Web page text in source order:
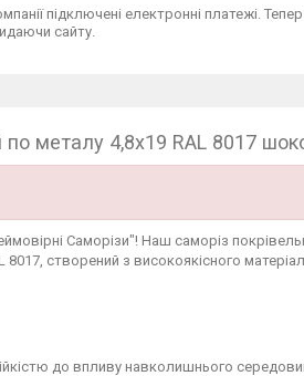
підключені електронні платежі.
сайту.
по металу 4,8х19 RAL 8017
Саморізи"! Наш саморіз
створений з високоякісного
до впливу навколишнього